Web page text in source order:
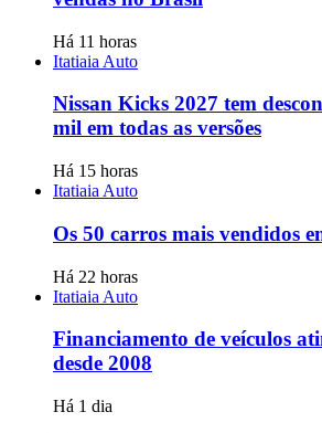
Há 11 horas
Itatiaia Auto
Nissan Kicks 2027 tem
mil em todas as versões
Há 15 horas
Itatiaia Auto
Os 50 carros mais vendidos
Há 22 horas
Itatiaia Auto
Financiamento de veículos
desde 2008
Há 1 dia